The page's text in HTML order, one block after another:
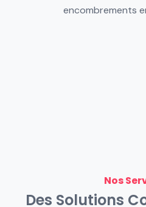
encombrements
Nos
Des Solutions